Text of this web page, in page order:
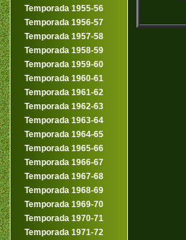
Temporada 1955-56
Temporada 1956-57
Temporada 1957-58
Temporada 1958-59
Temporada 1959-60
Temporada 1960-61
Temporada 1961-62
Temporada 1962-63
Temporada 1963-64
Temporada 1964-65
Temporada 1965-66
Temporada 1966-67
Temporada 1967-68
Temporada 1968-69
Temporada 1969-70
Temporada 1970-71
Temporada 1971-72